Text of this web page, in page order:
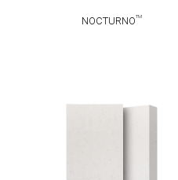
NOCTURNOTM